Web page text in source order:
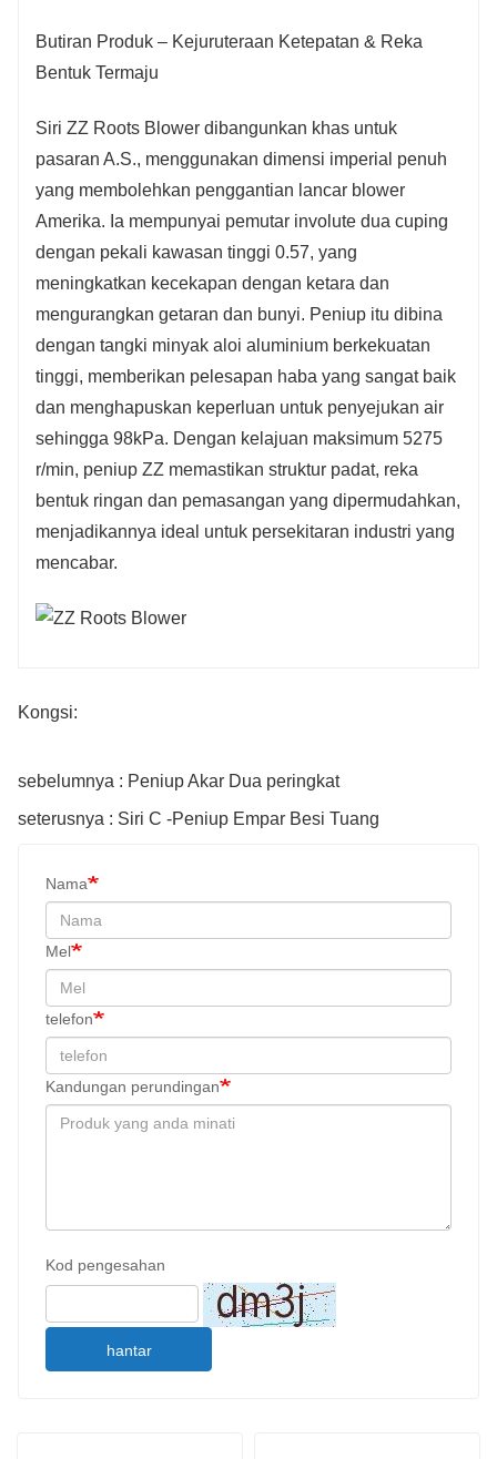
Butiran Produk – Kejuruteraan Ketepatan & Reka
Bentuk Termaju
Siri ZZ Roots Blower dibangunkan khas untuk
pasaran A.S., menggunakan dimensi imperial penuh
yang membolehkan penggantian lancar blower
Amerika. Ia mempunyai pemutar involute dua cuping
dengan pekali kawasan tinggi 0.57, yang
meningkatkan kecekapan dengan ketara dan
mengurangkan getaran dan bunyi. Peniup itu dibina
dengan tangki minyak aloi aluminium berkekuatan
tinggi, memberikan pelesapan haba yang sangat baik
dan menghapuskan keperluan untuk penyejukan air
sehingga 98kPa. Dengan kelajuan maksimum 5275
r/min, peniup ZZ memastikan struktur padat, reka
bentuk ringan dan pemasangan yang dipermudahkan,
menjadikannya ideal untuk persekitaran industri yang
mencabar.
Kongsi:
sebelumnya : Peniup Akar Dua peringkat
seterusnya : Siri C -Peniup Empar Besi Tuang
Nama
Mel
telefon
Kandungan perundingan
Kod pengesahan
hantar